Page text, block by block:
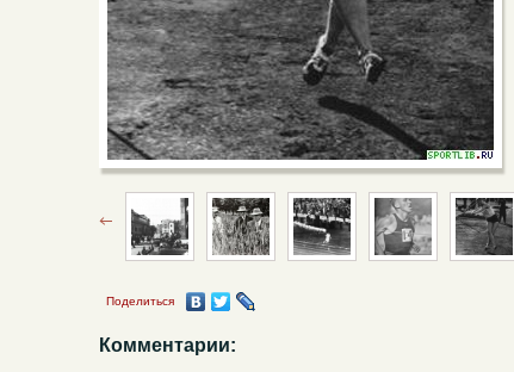
Поделиться
Комментарии: